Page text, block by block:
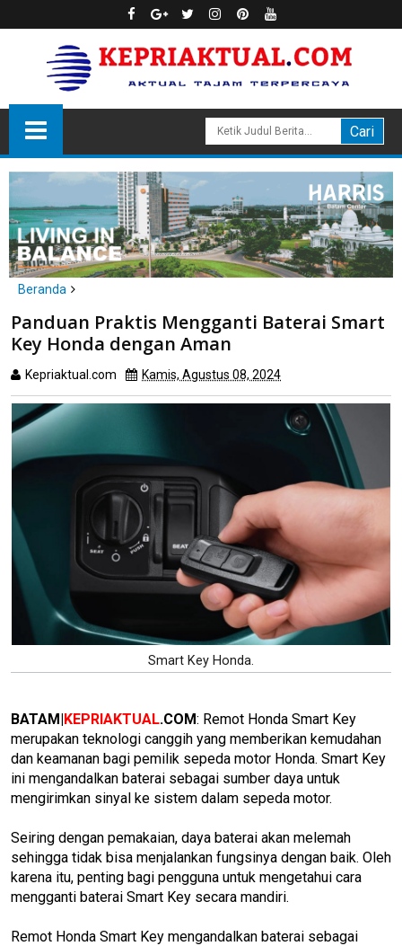
Beranda
Batam
Panduan Praktis Mengganti Baterai Smart Key Honda dengan
Aman
Panduan Praktis Mengganti Baterai Smart
Key Honda dengan Aman
Kepriaktual.com Kamis, Agustus 08, 2024
Smart Key Honda.
BATAM|KEPRIAKTUAL.COM: Remot Honda Smart Key
merupakan teknologi canggih yang memberikan kemudahan
dan keamanan bagi pemilik sepeda motor Honda. Smart Key
ini mengandalkan baterai sebagai sumber daya untuk
mengirimkan sinyal ke sistem dalam sepeda motor.
Seiring dengan pemakaian, daya baterai akan melemah
sehingga tidak bisa menjalankan fungsinya dengan baik. Oleh
karena itu, penting bagi pengguna untuk mengetahui cara
mengganti baterai Smart Key secara mandiri.
Remot Honda Smart Key mengandalkan baterai sebagai